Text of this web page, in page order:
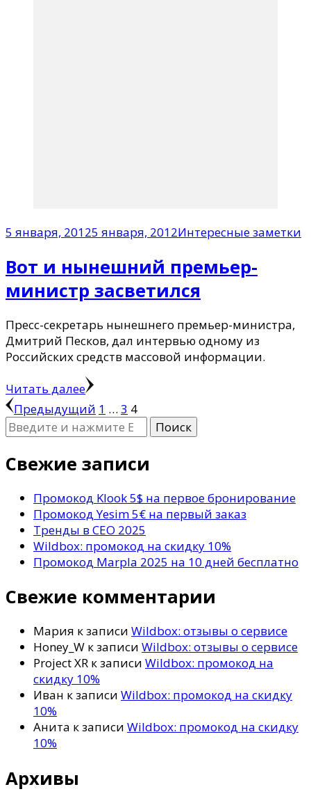
5 января, 20125 января, 2012Интересные заметки
Вот и нынешний премьер-
министр засветился
Пресс-секретарь нынешнего премьер-министра,
Дмитрий Песков, дал интервью одному из
Российских средств массовой информации.
Читать далее
Пагинация
записей
Предыдущий Страница
1 … Страница
3 Страница
4
Ищите
что-
то?
Свежие записи
Промокод Klook 5$ на первое бронирование
Промокод Yesim 5€ на первый заказ
Тренды в СЕО 2025
Wildbox: промокод на скидку 10%
Промокод Marpla 2025 на 10 дней бесплатно
Свежие комментарии
Мария к записи Wildbox: отзывы о сервисе
Honey_W к записи Wildbox: отзывы о сервисе
Project XR к записи Wildbox: промокод на
скидку 10%
Иван к записи Wildbox: промокод на скидку
10%
Анита к записи Wildbox: промокод на скидку
10%
Архивы